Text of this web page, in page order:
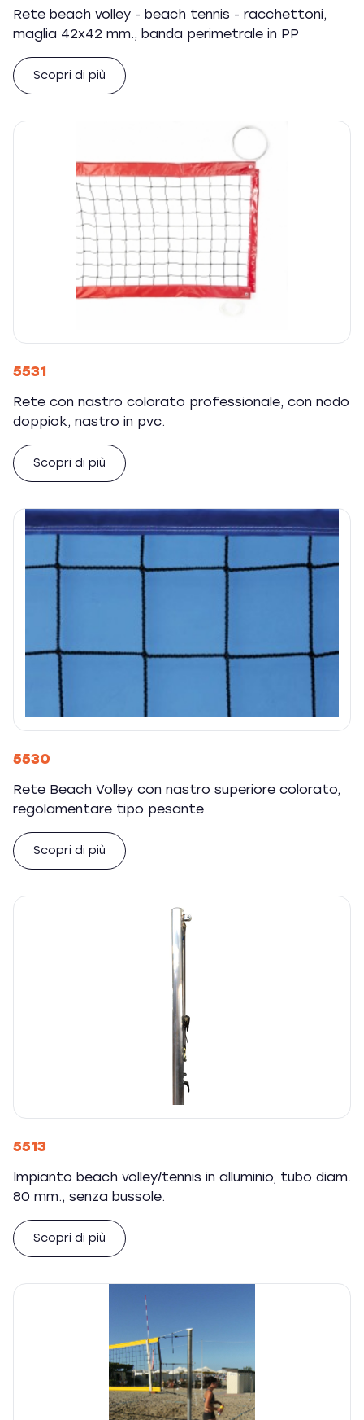
Rete beach volley - beach tennis - racchettoni,
maglia 42x42 mm., banda perimetrale in PP
Scopri di più
5531
Rete con nastro colorato professionale, con nodo
doppiok, nastro in pvc.
Scopri di più
5530
Rete Beach Volley con nastro superiore colorato,
regolamentare tipo pesante.
Scopri di più
5513
Impianto beach volley/tennis in alluminio, tubo diam.
80 mm., senza bussole.
Scopri di più